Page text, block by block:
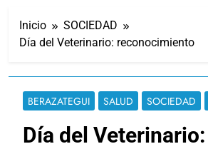
Inicio
SOCIEDAD
Día del Veterinario: reconocimiento
BERAZATEGUI SALUD SOCIEDAD
Día del Veterinario: